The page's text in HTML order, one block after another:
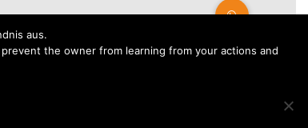
08.00 - 12.00 Uhr
aus.
the owner from learning from your actions and